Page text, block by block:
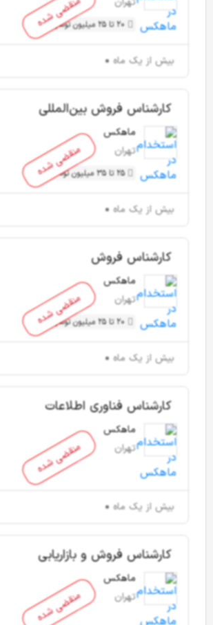
منقضی شده 20 تا 25 میلیون تومان
بیش از یک ماه
منقضی شده
کارشناس فروش بین‌المللی
ماهکس
تهران
25 تا 35 میلیون تومان
بیش از یک ماه
منقضی شده
کارشناس فروش
ماهکس
تهران
20 تا 25 میلیون تومان
بیش از یک ماه
منقضی شده
کارشناس فناوری اطلاعات
ماهکس
تهران
بیش از یک ماه
منقضی شده
کارشناس فروش و بازاریابی
ماهکس
تهران